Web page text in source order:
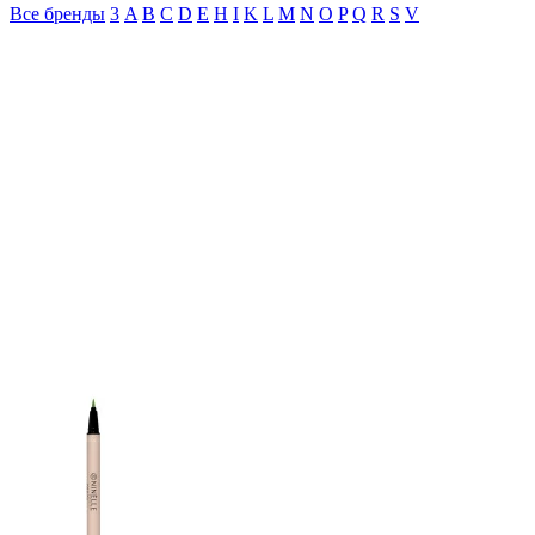
Все бренды 3 A B C D E H I K L M N O P Q R S V